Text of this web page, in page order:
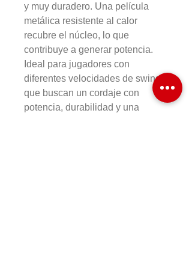
y muy duradero. Una película
metálica resistente al calor
recubre el núcleo, lo que
contribuye a generar potencia.
Ideal para jugadores con
diferentes velocidades de swing
que buscan un cordaje con
potencia, durabilidad y una